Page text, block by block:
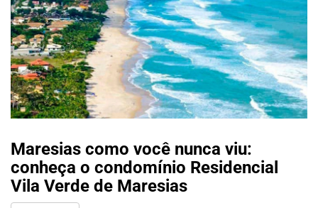
Maresias como você nunca viu:
conheça o condomínio Residencial
Vila Verde de Maresias